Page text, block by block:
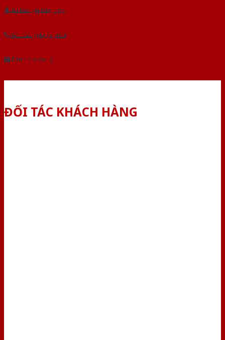
Tải báo giá tổng hợp
Yêu cầu gọi lại (3 phút)
Dành cho đại lý
ĐỐI TÁC KHÁCH HÀNG